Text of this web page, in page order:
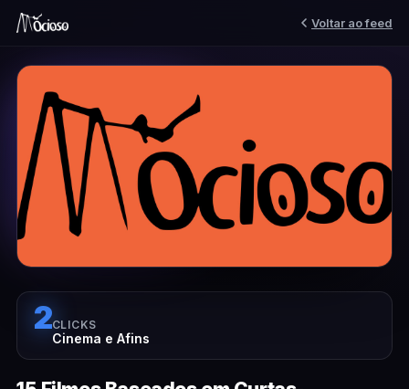
Voltar ao feed
2CLICKS
Cinema e Afins